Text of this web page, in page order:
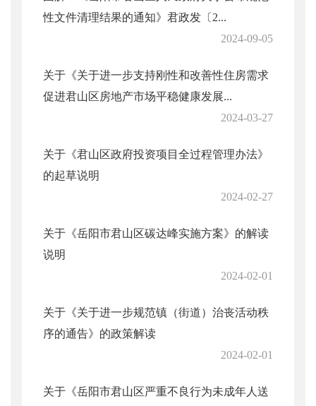
性文件清理结果的通知》君政发〔2...
2024-09-05
关于《关于进一步支持刚性和改善性住房需求
促进君山区房地产市场平稳健康发展...
2024-03-27
关于《君山区政府投资项目全过程管理办法》
的起草说明
2024-02-27
关于《岳阳市君山区碳达峰实施方案》的解读
说明
2024-02-01
关于《关于进一步规范镇（街道）治丧活动秩
序的通告》的政策解读
2024-02-01
关于《岳阳市君山区严重不良行为未成年人送